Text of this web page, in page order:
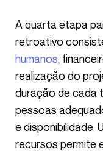
A quarta etapa para fazer um planeamento
retroativo
humanos,
realização do
duração de cada
pessoas
e disponibilidade.
recursos permite